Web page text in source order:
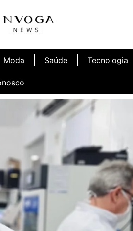
Moda Saúde Tecnologia
Inauguração Ninetto Fortaleza